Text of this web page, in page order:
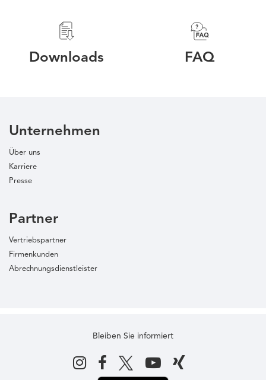
Downloads FAQ
Unternehmen
Über uns
Karriere
Presse
Partner
Vertriebspartner
Firmenkunden
Abrechnungsdienstleister
Bleiben Sie informiert